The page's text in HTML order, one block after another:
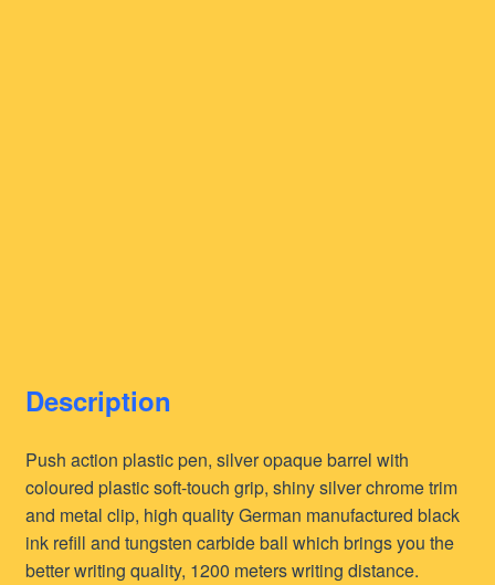
Description
Push action plastic pen, silver opaque barrel with
coloured plastic soft-touch grip, shiny silver chrome trim
and metal clip, high quality German manufactured black
ink refill and tungsten carbide ball which brings you the
better writing quality, 1200 meters writing distance.